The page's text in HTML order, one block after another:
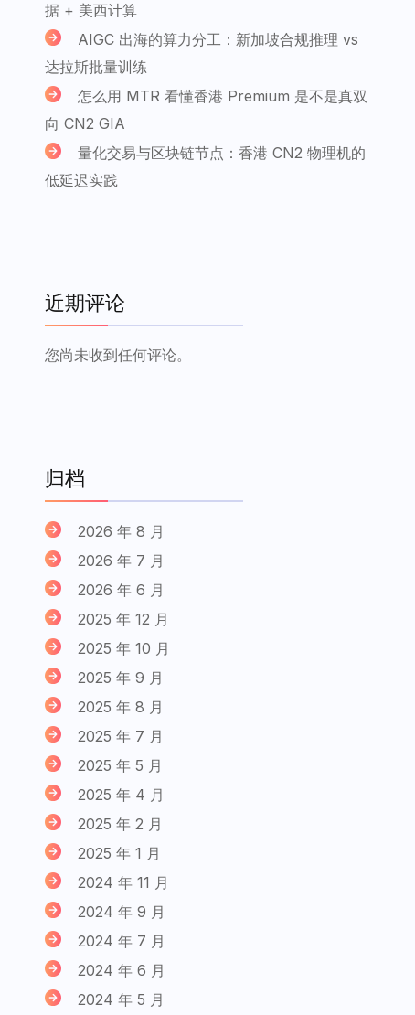
据 + 美西计算
AIGC 出海的算力分工：新加坡合规推理 vs
达拉斯批量训练
怎么用 MTR 看懂香港 Premium 是不是真双
向 CN2 GIA
量化交易与区块链节点：香港 CN2 物理机的
低延迟实践
近期评论
您尚未收到任何评论。
归档
2026 年 8 月
2026 年 7 月
2026 年 6 月
2025 年 12 月
2025 年 10 月
2025 年 9 月
2025 年 8 月
2025 年 7 月
2025 年 5 月
2025 年 4 月
2025 年 2 月
2025 年 1 月
2024 年 11 月
2024 年 9 月
2024 年 7 月
2024 年 6 月
2024 年 5 月